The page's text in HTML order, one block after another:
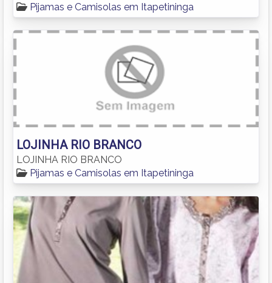
Pijamas e Camisolas em Itapetininga
LOJINHA RIO BRANCO
LOJINHA RIO BRANCO
Pijamas e Camisolas em Itapetininga